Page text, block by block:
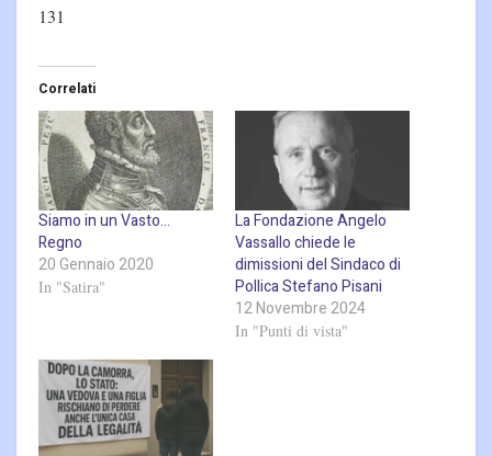
131
Correlati
Siamo in un Vasto…
Regno
20 Gennaio 2020
In "Satira"
La Fondazione Angelo
Vassallo chiede le
dimissioni del Sindaco di
Pollica Stefano Pisani
12 Novembre 2024
In "Punti di vista"